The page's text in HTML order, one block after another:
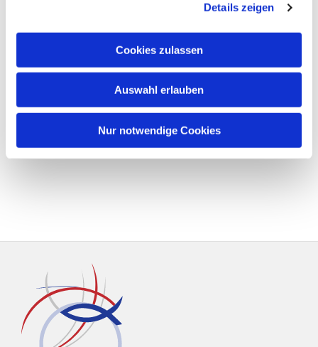
Details zeigen
Cookies zulassen
Auswahl erlauben
Nur notwendige Cookies